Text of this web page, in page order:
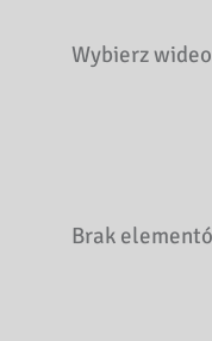
Wybierz
Brak